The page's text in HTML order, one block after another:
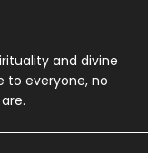
and divine
to everyone, no